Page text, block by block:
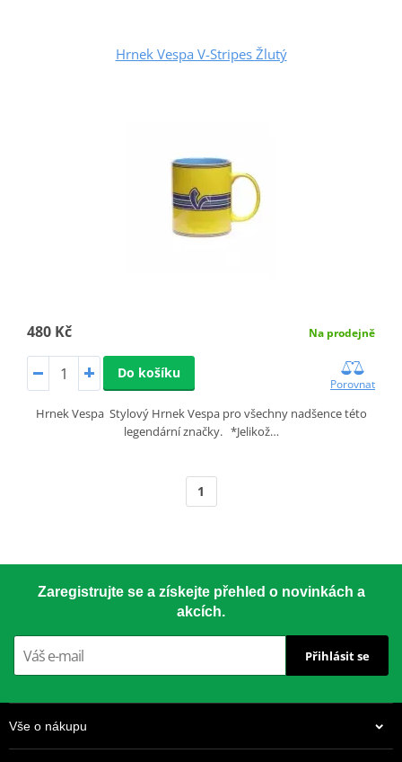
Hrnek Vespa V-Stripes Žlutý
480 Kč Na prodejně
Do košíku
Porovnat
Hrnek Vespa Stylový Hrnek Vespa pro všechny nadšence této
legendární značky. *Jelikož…
1
Zaregistrujte se a získejte přehled o novinkách a
akcích.
Přihlásit se
Vše o nákupu